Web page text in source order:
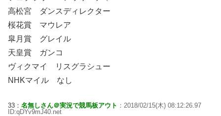
高松宮 ダンスディレクター
桜花賞 マウレア
皐月賞 グレイル
天皇賞 ガンコ
ヴィクマイ リスグラシュー
NHKマイル なし
33： 名無しさん＠実況で競馬板アウト ：2018/02/15(木) 08:12:26.97
ID:qDYv9mJ40.net